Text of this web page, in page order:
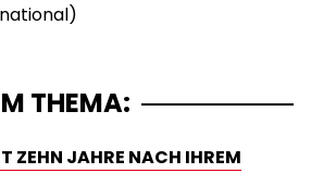
THEMA:
ZEHN JAHRE NACH IHREM